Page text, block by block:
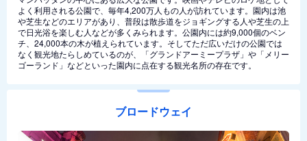
よく利用される公園で、毎年4,200万人もの人が訪れています。園内は池
や芝生などのエリアがあり、普段は散歩道をジョギングする人や芝生の上
で日光浴を楽しむ人などが多くみられます。公園内には約9,000個のベン
チ、24,000本の木が植えられています。そしてただ広いだけの公園では
なく観光地たらしめているのが、「グランドアーミープラザ」や「メリー
ゴーランド」などといった園内に点在する観光名所の存在です。
ブロードウェイ